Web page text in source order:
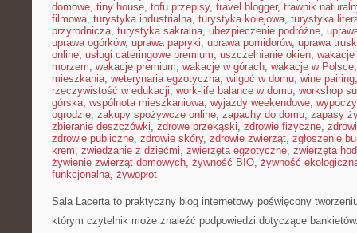
domowe, tiny house, tofu przepisy, travel blogger, trawnik
filmowa, turystyka industrialna, turystyka kolejowa, turystyka
przyrodnicza, turystyka sakralna, ubezpieczenie podróżne,
uprawa ogórków, uprawa papryki, uprawa pomidorów, uprawa
online, usługi cateringowe premium, uszczelnianie okien,
morzem, wakacje premium, wakacje w górach, wakacje w Polsce
mieszkania, weterynaria egzotyczna, wilgoć w domu, wine pairing
rzeczywistość w edukacji, work-life balance w domu, workshop
górska, wspólnota mieszkaniowa, wyjazdy weekendowe,
ogrodzie, zakupy spożywcze online, zapachy do domu, zapasy
zbieranie deszczówki, zdrowe przekąski, zdrowie fizyczne,
zdrowie publiczne, zdrowie skóry, zdrowie zwierząt, zgłoszenie
krem, zwiedzanie z dziećmi, zwierzęta egzotyczne, zwierzęta
żywienie zwierząt domowych, żywność BIO, żywność
funkcjonalna, żywopłot
Sala Lacerta to praktyczny blog internetowy poświęcony
którym czytelnik może znaleźć podpowiedzi dotyczące